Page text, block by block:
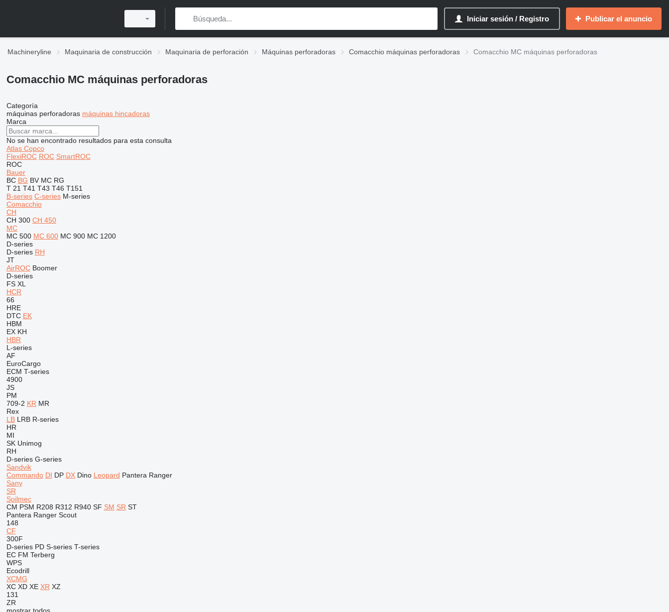
Iniciar sesión / Registro Publicar el anuncio
Machineryline Maquinaria de construcción Maquinaria de perforación Máquinas perforadoras Comacchio máquinas perforadoras Comacchio MC máquinas perforadoras
Comacchio MC máquinas perforadoras
Categoría
máquinas perforadoras máquinas hincadoras
Marca
No se han encontrado resultados para esta consulta
Atlas Copco
FlexiROC ROC SmartROC
ROC
Bauer
BC BG BV MC RG
T 21 T41 T43 T46 T151
B-series C-series M-series
Comacchio
CH
CH 300 CH 450
MC
MC 500 MC 600 MC 900 MC 1200
D-series
D-series RH
JT
AirROC Boomer
D-series
FS XL
HCR
66
HRE
DTC EK
HBM
EX KH
HBR
L-series
AF
EuroCargo
ECM T-series
4900
JS
PM
709-2 KR MR
Rex
LB LRB R-series
HR
MI
SK Unimog
RH
D-series G-series
Sandvik
Commando DI DP DX Dino Leopard Pantera Ranger
Sany
SR
Soilmec
CM PSM R208 R312 R940 SF SM SR ST
Pantera Ranger Scout
148
CF
300F
D-series PD S-series T-series
EC FM Terberg
WPS
Ecodrill
XCMG
XC XD XE XR XZ
131
ZR